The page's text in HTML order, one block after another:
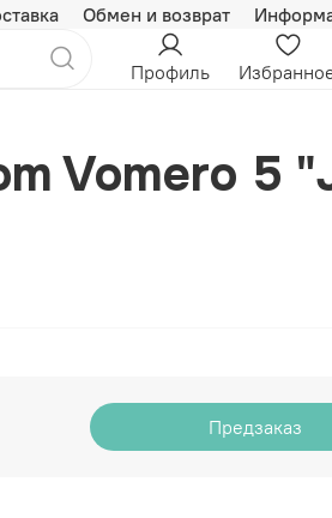
Обмен и возврат
Профиль
Vomero 5
Предзаказ